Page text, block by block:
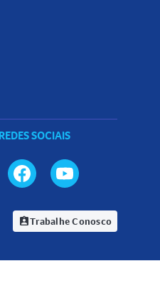
SOCIAIS
assignment_indTrabalhe Conosco